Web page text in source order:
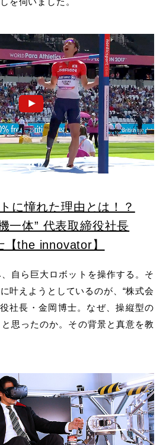
に憧れた理由とは！？
一体” 代表取締役社長
【the innovator】
自ら巨大ロボットを操作する。そ
叶えようとしているのが、“株式会
社長・金岡博士。なぜ、操縦型の
思ったのか。その背景と真意を教